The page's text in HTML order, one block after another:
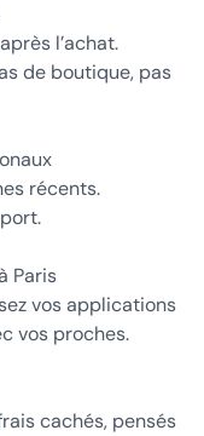
l’achat.
de boutique, pas
récents.
Paris
vos applications
vos proches.
cachés, pensés